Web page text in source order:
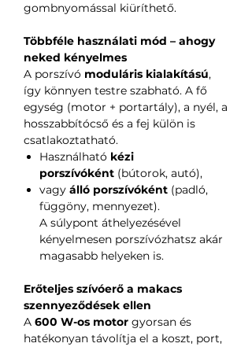
gombnyomással kiüríthető.
Többféle használati mód – ahogy
neked kényelmes
A porszívó moduláris kialakítású,
így könnyen testre szabható. A fő
egység (motor + portartály), a nyél, a
hosszabbítócső és a fej külön is
csatlakoztatható.
Használható kézi
porszívóként (bútorok, autó),
vagy álló porszívóként (padló,
függöny, mennyezet).
A súlypont áthelyezésével
kényelmesen porszívózhatsz akár
magasabb helyeken is.
Erőteljes szívóerő a makacs
szennyeződések ellen
A 600 W-os motor gyorsan és
hatékonyan távolítja el a koszt, port,